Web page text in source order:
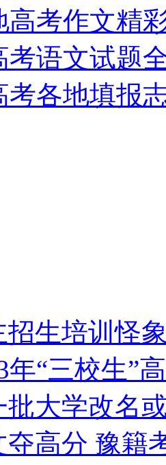
高考作文精
考语文试题
考各地填报
招生培训怪
年“三校生”
大学改名
夺高分 豫籍